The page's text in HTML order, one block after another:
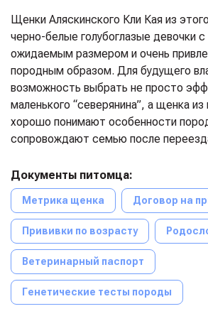
Щенки Аляскинского Кли Кая из
черно-белые голубоглазые девочки
ожидаемым размером и очень
породным образом. Для будущего
возможность выбрать не просто
маленького “северянина”, а щенка
хорошо понимают особенности
сопровождают семью после
Документы питомца:
Метрика щенка Договор на
Прививки по возрасту
Ветеринарный паспорт
Генетические тесты породы